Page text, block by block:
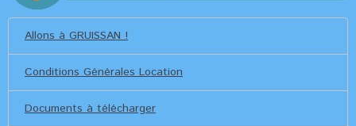
Allons à GRUISSAN !
Conditions Générales Location
Documents à télécharger